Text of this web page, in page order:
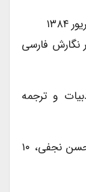
فارسی
و ترجمه
– جدیدآنلاین، گزارش نکوداشت ابوالحسن نجفی، ۱۰